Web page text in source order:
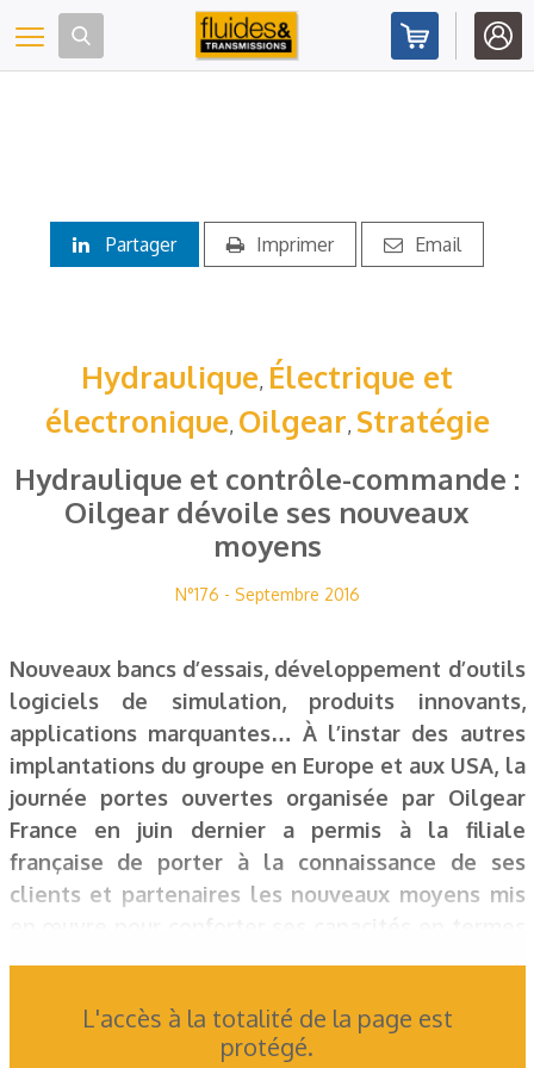
Toggle navigation
Partager Imprimer Email
Hydraulique, Électrique et
électronique, Oilgear, Stratégie
Hydraulique et contrôle-commande :
Oilgear dévoile ses nouveaux
moyens
N°176 - Septembre 2016
Nouveaux bancs d’essais, développement d’outils
logiciels de simulation, produits innovants,
applications marquantes… À l’instar des autres
implantations du groupe en Europe et aux USA, la
journée portes ouvertes organisée par Oilgear
France en juin dernier a permis à la filiale
française de porter à la connaissance de ses
clients et partenaires les nouveaux moyens mis
L'accès à la totalité de la page est
protégé.
Panneau de gestion des cookies